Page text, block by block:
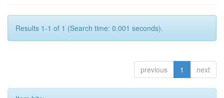
Results 1-1 of 1 (Search time: 0.001 seconds).
previous 1 next